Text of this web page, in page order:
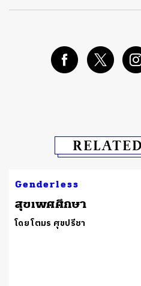
Genderless
สุขเพศศึกษา
โดย โตมร ศุขปรีชา